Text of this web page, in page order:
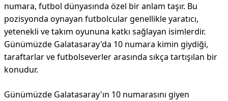
numara, futbol dünyasında özel bir anlam taşır. Bu
pozisyonda oynayan futbolcular genellikle yaratıcı,
yetenekli ve takım oyununa katkı sağlayan isimlerdir.
Günümüzde Galatasaray'da 10 numara kimin giydiği,
taraftarlar ve futbolseverler arasında sıkça tartışılan bir
konudur.
Günümüzde Galatasaray'ın 10 numarasını giyen